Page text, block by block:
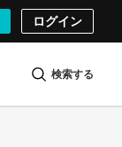
ログイン
検索する